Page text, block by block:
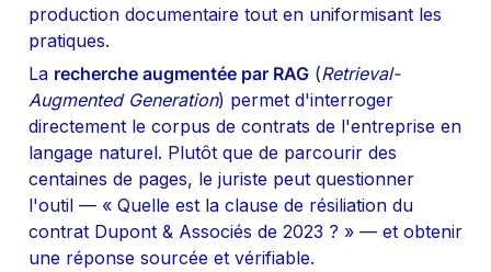
production documentaire tout en uniformisant les
pratiques.
La recherche augmentée par RAG (Retrieval-
Augmented Generation) permet d'interroger
directement le corpus de contrats de l'entreprise en
langage naturel. Plutôt que de parcourir des
centaines de pages, le juriste peut questionner
l'outil — « Quelle est la clause de résiliation du
contrat Dupont & Associés de 2023 ? » — et obtenir
une réponse sourcée et vérifiable.